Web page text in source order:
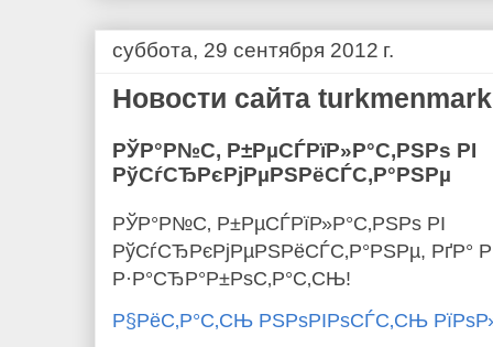
суббота, 29 сентября 2012 г.
Новости сайта
РЎР°Р№С‚ Р±РµСЃРїР»Р°С‚РЅРѕ РІ
РўСѓСЂРєРјРµРЅРёСЃС‚Р°РЅРµ
РЎР°Р№С‚ Р±РµСЃРїР»Р°С‚РЅРѕ РІ
РўСѓСЂРєРјРµРЅРёСЃС‚Р°РЅРµ, РґР°
Р·Р°СЂР°Р±РѕС‚Р°С‚СЊ!
Р§РёС‚Р°С‚СЊ РЅРѕРІРѕСЃС‚СЊ